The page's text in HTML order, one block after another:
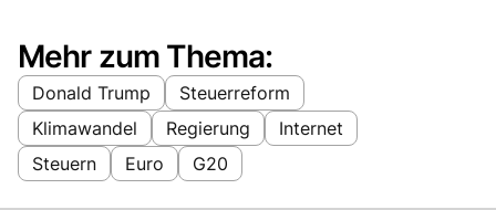
Mehr zum Thema:
Donald Trump
Steuerreform
Klimawandel
Regierung
Internet
Steuern
Euro G20